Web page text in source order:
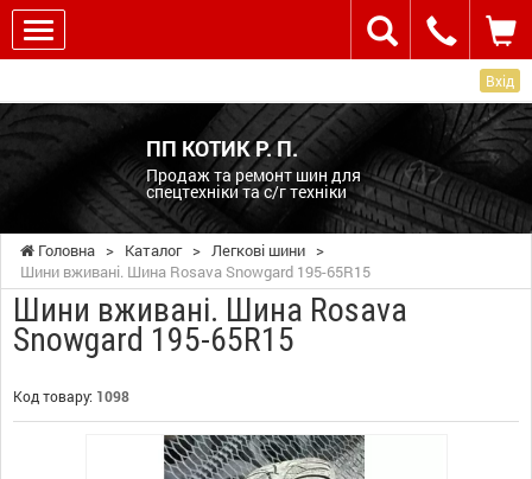
Вхід
ПП КОТИК Р. П.
Продаж та ремонт шин для
спецтехніки та с/г техніки
Головна > Каталог > Легкові шини >
Шини вживані. Шина Rosava Snowgard 195-65R15
Шини вживані. Шина Rosava
Snowgard 195-65R15
Код товару: 1098